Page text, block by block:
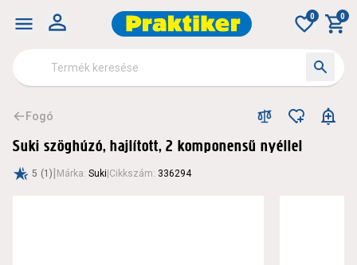
0 0
Fogó
Suki szöghúzó, hajlított, 2 komponensű nyéllel
5 (1)| Márka: Suki Cikkszám: 336294